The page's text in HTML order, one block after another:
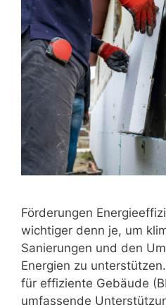
Förderungen
wichtiger denn je, um
Sanierungen und den
Energien zu
für effiziente Gebäude
umfassende